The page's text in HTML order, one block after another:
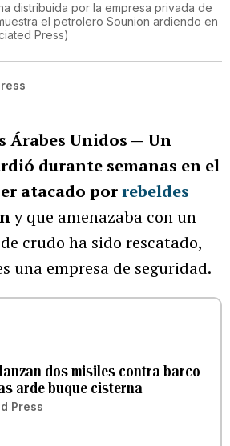
distribuida por la empresa privada de
el petrolero Sounion ardiendo en
Press)
Árabes Unidos — Un
durante semanas en el
atacado porrebeldes
y que amenazaba con un
crudo ha sido rescatado,
una empresa de seguridad.
dos misiles contra barco
arde buque cisterna
Press